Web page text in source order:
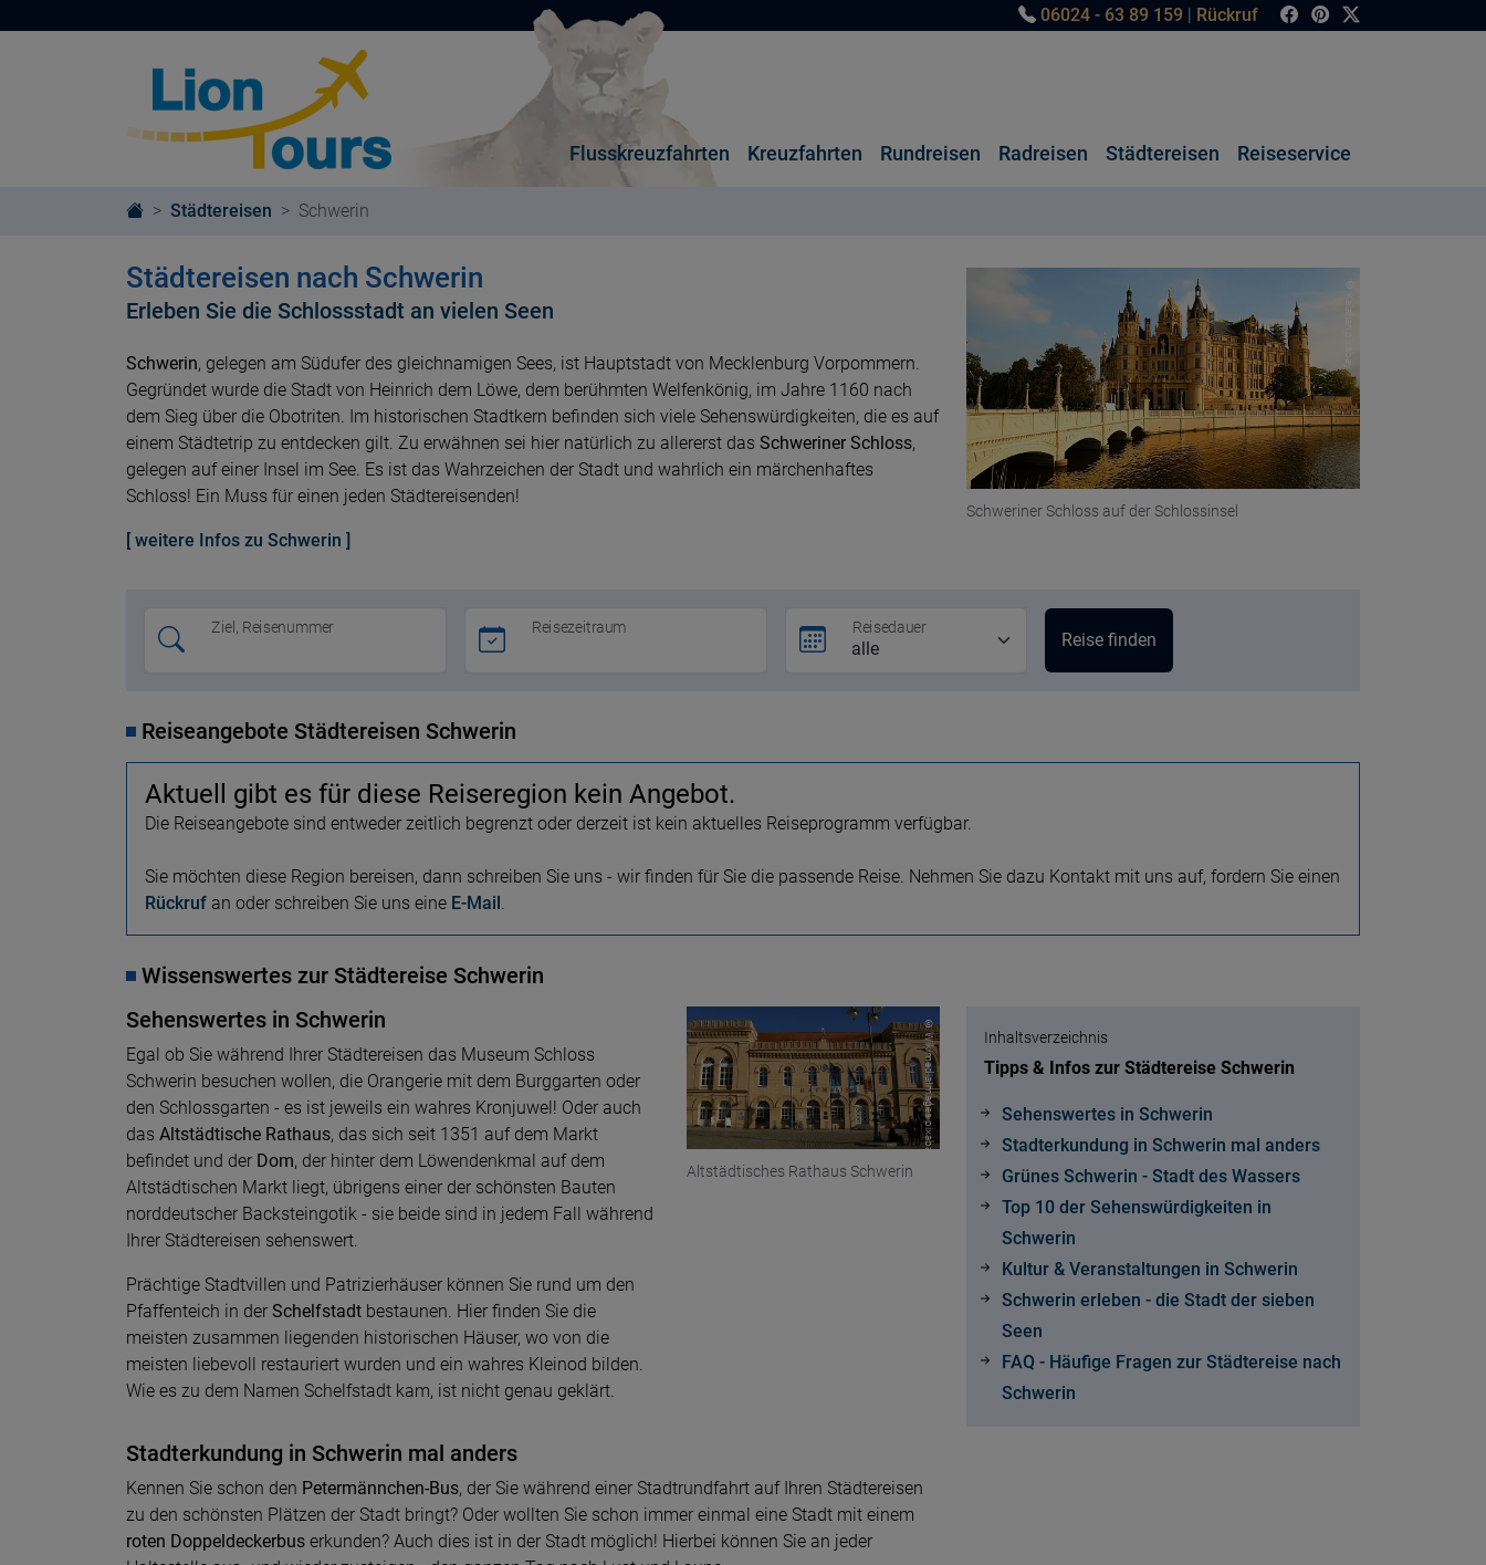
06024 - 63 89 159 | Rückruf
Flusskreuzfahrten Kreuzfahrten Rundreisen Radreisen Städtereisen Reiseservice
Städtereisen Schwerin
Städtereisen nach Schwerin
Erleben Sie die Schlossstadt an vielen Seen
Schwerin, gelegen am Südufer des gleichnamigen Sees, ist Hauptstadt von Mecklenburg Vorpommern.
Gegründet wurde die Stadt von Heinrich dem Löwe, dem berühmten Welfenkönig, im Jahre 1160 nach
dem Sieg über die Obotriten. Im historischen Stadtkern befinden sich viele Sehenswürdigkeiten, die es auf
einem Städtetrip zu entdecken gilt. Zu erwähnen sei hier natürlich zu allererst das Schweriner Schloss,
gelegen auf einer Insel im See. Es ist das Wahrzeichen der Stadt und wahrlich ein märchenhaftes
Schloss! Ein Muss für einen jeden Städtereisenden!
[ weitere Infos zu Schwerin ]
Schweriner Schloss auf der Schlossinsel
Ziel, Reisenummer Reisezeitraum Reisedauer
Reiseangebote Städtereisen Schwerin
Aktuell gibt es für diese Reiseregion kein Angebot.
Die Reiseangebote sind entweder zeitlich begrenzt oder derzeit ist kein aktuelles Reiseprogramm verfügbar.
Sie möchten diese Region bereisen, dann schreiben Sie uns - wir finden für Sie die passende Reise. Nehmen Sie dazu Kontakt mit uns auf, fordern Sie einen
Rückruf an oder schreiben Sie uns eine E-Mail.
Wissenswertes zur Städtereise Schwerin
Inhaltsverzeichnis
Tipps & Infos zur Städtereise Schwerin
Sehenswertes in Schwerin
Stadterkundung in Schwerin mal anders
Grünes Schwerin - Stadt des Wassers
Top 10 der Sehenswürdigkeiten in
Schwerin
Kultur & Veranstaltungen in Schwerin
Schwerin erleben - die Stadt der sieben
Seen
FAQ - Häufige Fragen zur Städtereise nach
Schwerin
Sehenswertes in Schwerin
Egal ob Sie während Ihrer Städtereisen das Museum Schloss
Schwerin besuchen wollen, die Orangerie mit dem Burggarten oder
den Schlossgarten - es ist jeweils ein wahres Kronjuwel! Oder auch
das Altstädtische Rathaus, das sich seit 1351 auf dem Markt
befindet und der Dom, der hinter dem Löwendenkmal auf dem
Altstädtischen Markt liegt, übrigens einer der schönsten Bauten
norddeutscher Backsteingotik - sie beide sind in jedem Fall während
Ihrer Städtereisen sehenswert.
Prächtige Stadtvillen und Patrizierhäuser können Sie rund um den
Pfaffenteich in der Schelfstadt bestaunen. Hier finden Sie die
meisten zusammen liegenden historischen Häuser, wo von die
meisten liebevoll restauriert wurden und ein wahres Kleinod bilden.
Wie es zu dem Namen Schelfstadt kam, ist nicht genau geklärt.
Altstädtisches Rathaus Schwerin
© WikimediaImages pixabay
Stadterkundung in Schwerin mal anders
Kennen Sie schon den Petermännchen-Bus, der Sie während einer Stadtrundfahrt auf Ihren Städtereisen
zu den schönsten Plätzen der Stadt bringt? Oder wollten Sie schon immer einmal eine Stadt mit einem
roten Doppeldeckerbus erkunden? Auch dies ist in der Stadt möglich! Hierbei können Sie an jeder